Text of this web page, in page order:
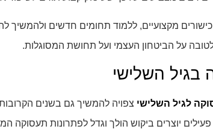
מקצועיים, ללמוד תחומים חדשים ולהמשיך
על הביטחון העצמי ועל תחושת המסוגלות.
השלישי
לגיל השלישי צפויה להמשיך גם בשנים
יוצרים ביקוש הולך וגדל לפתרונות תעסוקה המותאמים